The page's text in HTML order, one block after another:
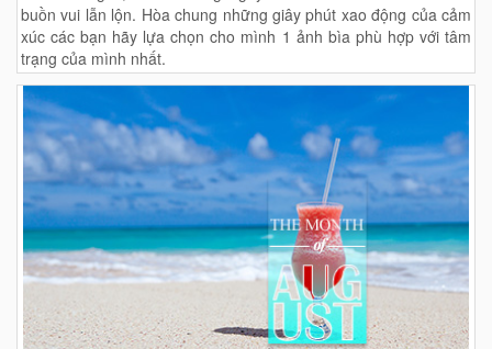
buồn vui lẫn lộn. Hòa chung những giây phút xao động của cảm
xúc các bạn hãy lựa chọn cho mình 1 ảnh bìa phù hợp với tâm
trạng của mình nhất.